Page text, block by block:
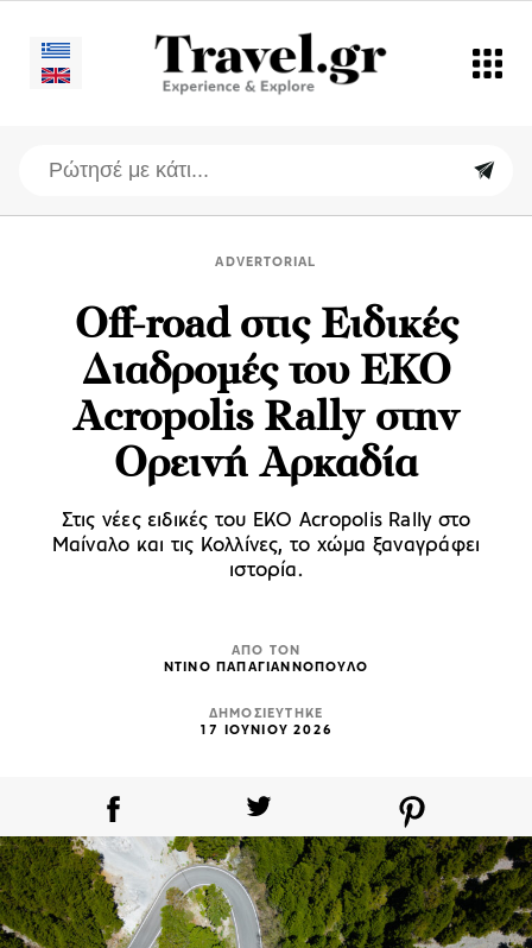
ADVERTORIAL
Off-road στις Ειδικές
Διαδρομές του EKO
Acropolis Rally στην
Ορεινή Αρκαδία
Στις νέες ειδικές του EKO Acropolis Rally στο
Μαίναλο και τις Κολλίνες, το χώμα ξαναγράφει
ιστορία.
ΑΠΟ ΤΟΝ
ΝΤΙΝΟ ΠΑΠΑΓΙΑΝΝΟΠΟΥΛΟ
ΔΗΜΟΣΙΕΥΤΗΚΕ
17 ΙΟΥΝΙΟΥ 2026